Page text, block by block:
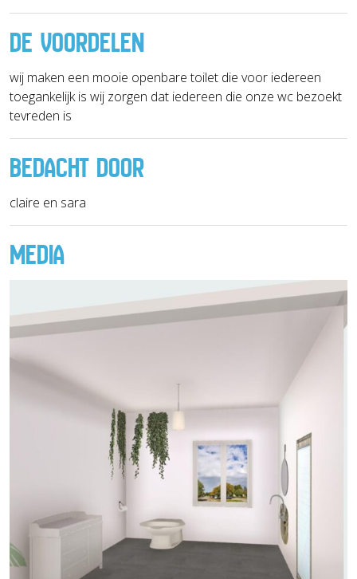
DE VOORDELEN
wij maken een mooie openbare toilet die voor iedereen
toegankelijk is wij zorgen dat iedereen die onze wc bezoekt
tevreden is
BEDACHT DOOR
claire en sara
MEDIA